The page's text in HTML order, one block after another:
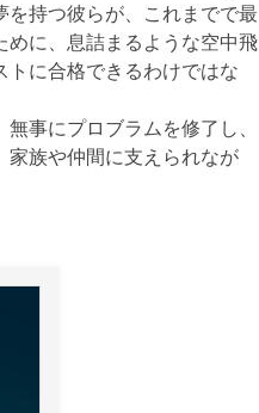
を持つ彼らが、これまでで最
めに、息詰まるような空中飛
トに合格できるわけではな
事にプロブラムを修了し、
家族や仲間に支えられなが